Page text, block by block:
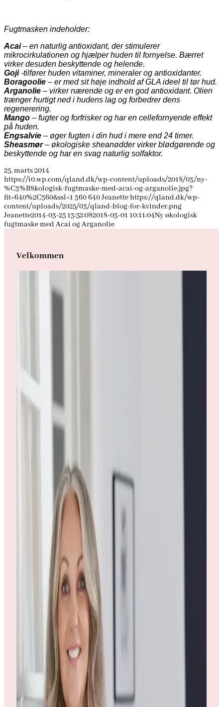
Fugtmasken indeholder:
Acai– en naturlig antioxidant, der stimulerer
mikrocirkulationen og hjælper huden til fornyelse. Bærret
virker desuden beskyttende og helende.
Goji-tilfører huden vitaminer, mineraler og antioxidanter.
Boragoolie – er med sit høje indhold af GLA ideel til tør hud.
Arganolie – virker nærende og er en god antioxidant. Olien
trænger hurtigt ned i hudens lag og forbedrer dens
regenerering.
Mango – fugter og forfrisker og har en cellefornyende effekt
på huden.
Engsalvie – øger fugten i din hud i mere end 24 timer.
Sheasmør– økologiske sheanødder virker blødgørende og
beskyttende og har en svag naturlig solfaktor.
25. marts 2014
https://i0.wp.com/qland.dk/wp-content/uploads/2018/03/ny-
%C3%B8kologisk-fugtmaske-med-acai-og-arganolie.jpg?
fit=640%2C360&ssl=1 360640Jeanettehttps://qland.dk/wp-
content/uploads/2025/03/qland-blog-for-kvinder.png
Jeanette2014-03-25 13:52:082018-03-01 10:11:04Ny økologisk
fugtmaske med Acai og Arganolie
Velkommen